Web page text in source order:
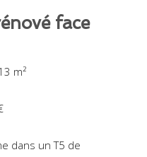
face
m²
dans un T5 de